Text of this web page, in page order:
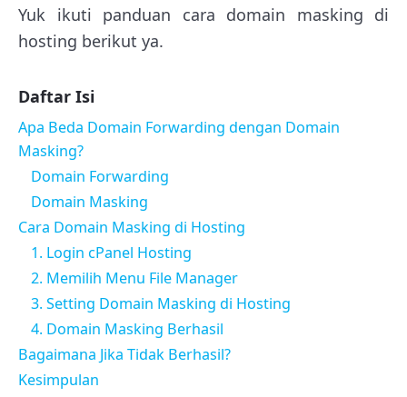
Yuk ikuti panduan cara domain masking di
hosting berikut ya.
Daftar Isi
Apa Beda Domain Forwarding dengan Domain
Masking?
Domain Forwarding
Domain Masking
Cara Domain Masking di Hosting
1. Login cPanel Hosting
2. Memilih Menu File Manager
3. Setting Domain Masking di Hosting
4. Domain Masking Berhasil
Bagaimana Jika Tidak Berhasil?
Kesimpulan